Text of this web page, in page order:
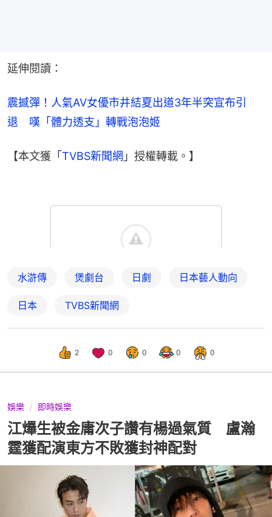
延伸閱讀：
震撼彈！人氣AV女優市井結夏出道3年半突宣布引
退　嘆「體力透支」轉戰泡泡姬
【本文獲「 TVBS新聞網 」授權轉載。】
水滸傳 煲劇台 日劇 日本藝人動向
日本 TVBS新聞網
2 0 0 0 0
娛樂 即時娛樂
江𤒹生被金庸次子讚有楊過氣質 盧瀚
霆獲配演東方不敗獲封神配對